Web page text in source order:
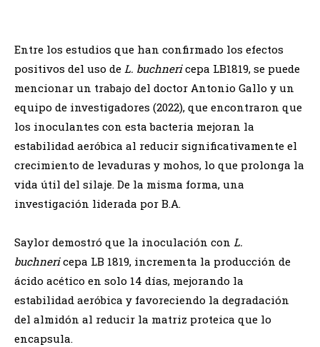
Entre los estudios que han confirmado los efectos
positivos del uso de L. buchnericepa LB1819, se puede
mencionar un trabajo del doctor Antonio Gallo y un
equipo de investigadores (2022), que encontraron que
los inoculantes con esta bacteria mejoran la
estabilidad aeróbica al reducir significativamente el
crecimiento de levaduras y mohos, lo que prolonga la
vida útil del silaje. De la misma forma, una
investigación liderada por B.A.
Saylor demostró que la inoculación con L.
buchnericepa LB 1819, incrementa la producción de
ácido acético en solo 14 días, mejorando la
estabilidad aeróbica y favoreciendo la degradación
del almidón al reducir la matriz proteica que lo
encapsula.